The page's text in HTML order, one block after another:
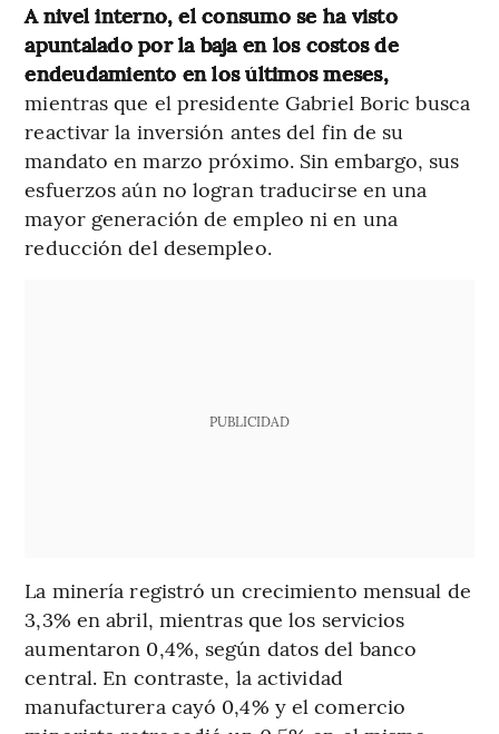
A nivel interno, el consumo se ha visto
apuntalado por la baja en los costos de
endeudamiento en los últimos meses,
mientras que el presidente Gabriel Boric busca
reactivar la inversión antes del fin de su
mandato en marzo próximo. Sin embargo, sus
esfuerzos aún no logran traducirse en una
mayor generación de empleo ni en una
reducción del desempleo.
PUBLICIDAD
La minería registró un crecimiento mensual de
3,3% en abril, mientras que los servicios
aumentaron 0,4%, según datos del banco
central. En contraste, la actividad
manufacturera cayó 0,4% y el comercio